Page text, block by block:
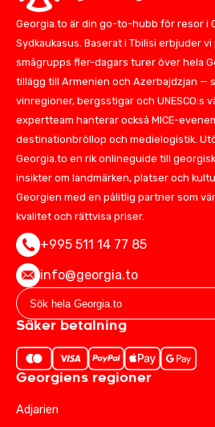
Georgia.to är din go-to-hubb för resor i
Sydkaukasus. Baserat i Tbilisi erbjuder
smågrupps fler-dagars turer över hela
tillägg till Armenien och Azerbajdzjan —
vinregioner, bergsstigar och UNESCO:s
expertteam hanterar också MICE-
destinationbröllop och medielogistik.
Georgia.to en rik onlineguide till
insikter om landmärken, platser och
Georgien med en pålitlig partner som
kvalitet och rättvisa priser.
+995 511 14 77 85
info@georgia.to
Säker betalning
Georgiens regioner
Adjarien